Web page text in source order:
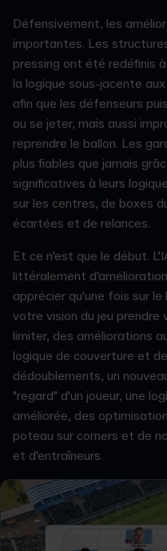
Défensivement, les
importantes. Les
pressing ont été redéfinis
la logique sous-jacente
afin que les défenseurs
ou se jeter, mais aussi
reprendre le ballon. Les
plus fiables que jamais
significatives à leurs
sur les centres, de boxes
écartées et de relances.
Et ce n'est que le début.
littéralement
apprécier qu'une fois sur
votre vision du jeu prendre
limiter, des améliorations
logique de couverture et
dédoublements, un
"regard" d'un joueur, une
améliorée, des
poteau sur corners et de
et d'entraîneurs.